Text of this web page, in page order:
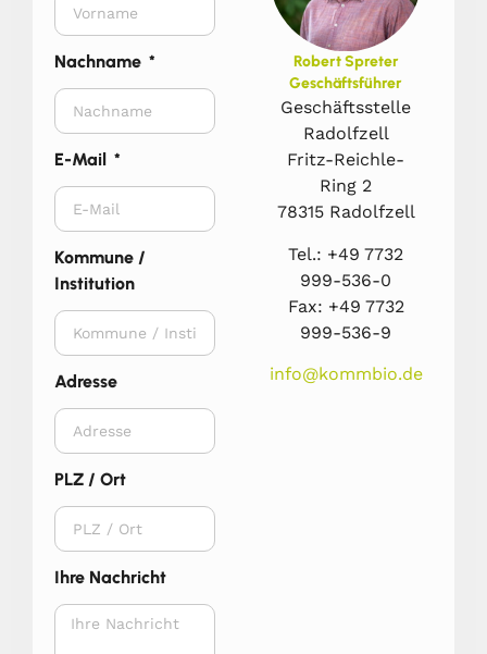
Nachname
E-Mail
Kommune /
Institution
Adresse
PLZ / Ort
Ihre Nachricht
Robert Spreter
Geschäftsführer
Geschäftsstelle
Radolfzell
Fritz-Reichle-
Ring 2
78315 Radolfzell
Tel.: +49 7732
999-536-0
Fax: +49 7732
999-536-9
info@kommbio.de